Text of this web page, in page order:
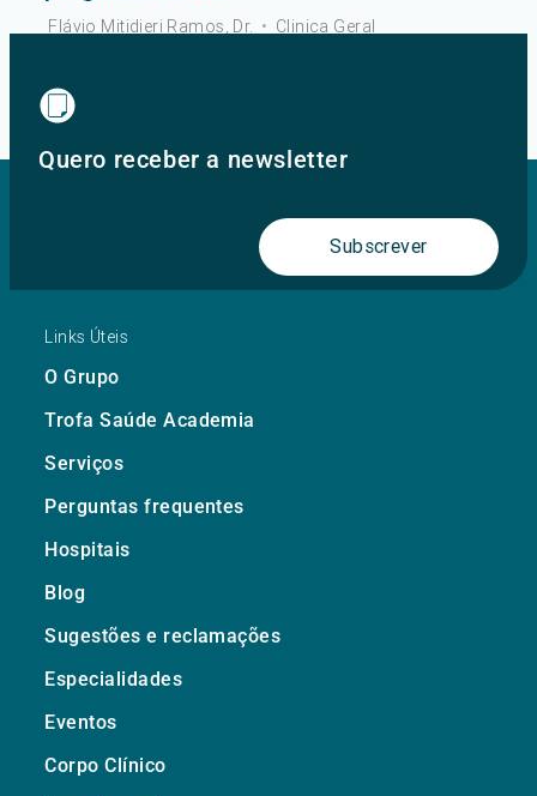
Flávio Mitidieri Ramos, Dr. • Clinica Geral
Quero receber a newsletter
Subscrever
Links Úteis
O Grupo
Trofa Saúde Academia
Serviços
Perguntas frequentes
Hospitais
Blog
Sugestões e reclamações
Especialidades
Eventos
Corpo Clínico